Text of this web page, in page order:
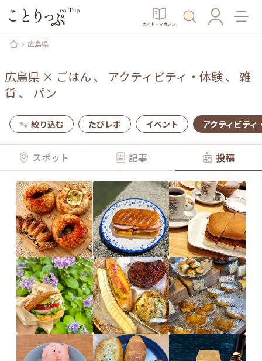
ガイド・マガジン
広島県
広島県 × ごはん 、 アクティビティ・体験、 雑
貨 、 パン
絞り込む たびレポ イベント アクティビティ
スポット 記事 投稿